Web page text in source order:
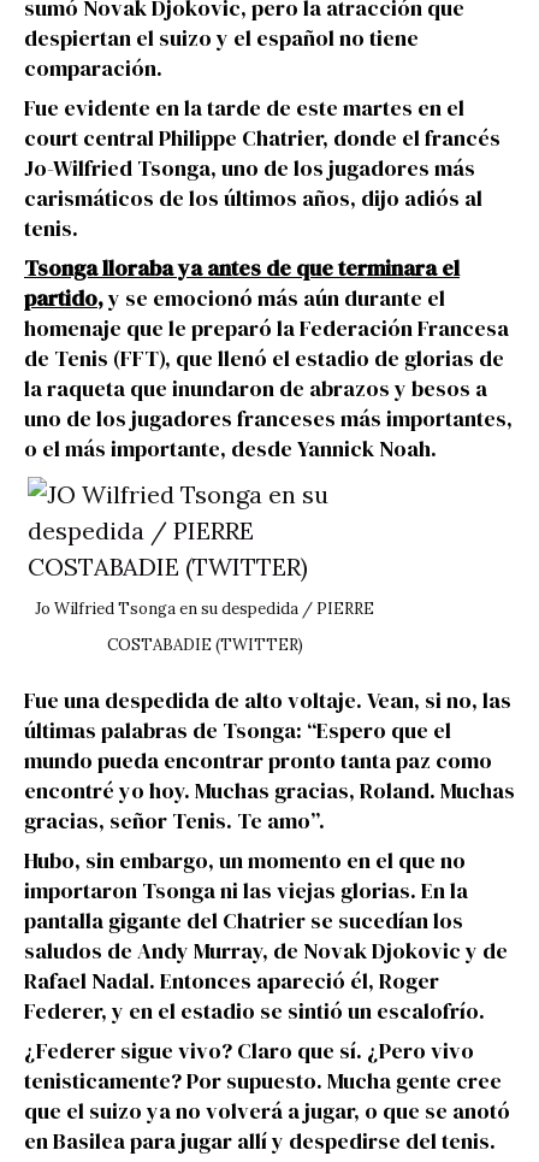
sumó Novak Djokovic, pero la atracción que
despiertan el suizo y el español no tiene
comparación.
Fue evidente en la tarde de este martes en el
court central Philippe Chatrier, donde el francés
Jo-Wilfried Tsonga, uno de los jugadores más
carismáticos de los últimos años, dijo adiós al
tenis.
Tsonga lloraba ya antes de que terminara el
partido,y se emocionó más aún durante el
homenaje que le preparó la Federación Francesa
de Tenis (FFT), que llenó el estadio de glorias de
la raqueta que inundaron de abrazos y besos a
uno de los jugadores franceses más importantes,
o el más importante, desde Yannick Noah.
Jo Wilfried Tsonga en su despedida / PIERRE
COSTABADIE (TWITTER)
Fue una despedida de alto voltaje. Vean, si no, las
últimas palabras de Tsonga: “Espero que el
mundo pueda encontrar pronto tanta paz como
encontré yo hoy. Muchas gracias, Roland. Muchas
gracias, señor Tenis. Te amo”.
Hubo, sin embargo, un momento en el que no
importaron Tsonga ni las viejas glorias. En la
pantalla gigante del Chatrier se sucedían los
saludos de Andy Murray, de Novak Djokovic y de
Rafael Nadal. Entonces apareció él, Roger
Federer, y en el estadio se sintió un escalofrío.
¿Federer sigue vivo? Claro que sí. ¿Pero vivo
tenisticamente? Por supuesto. Mucha gente cree
que el suizo ya no volverá a jugar, o que se anotó
en Basilea para jugar allí y despedirse del tenis.